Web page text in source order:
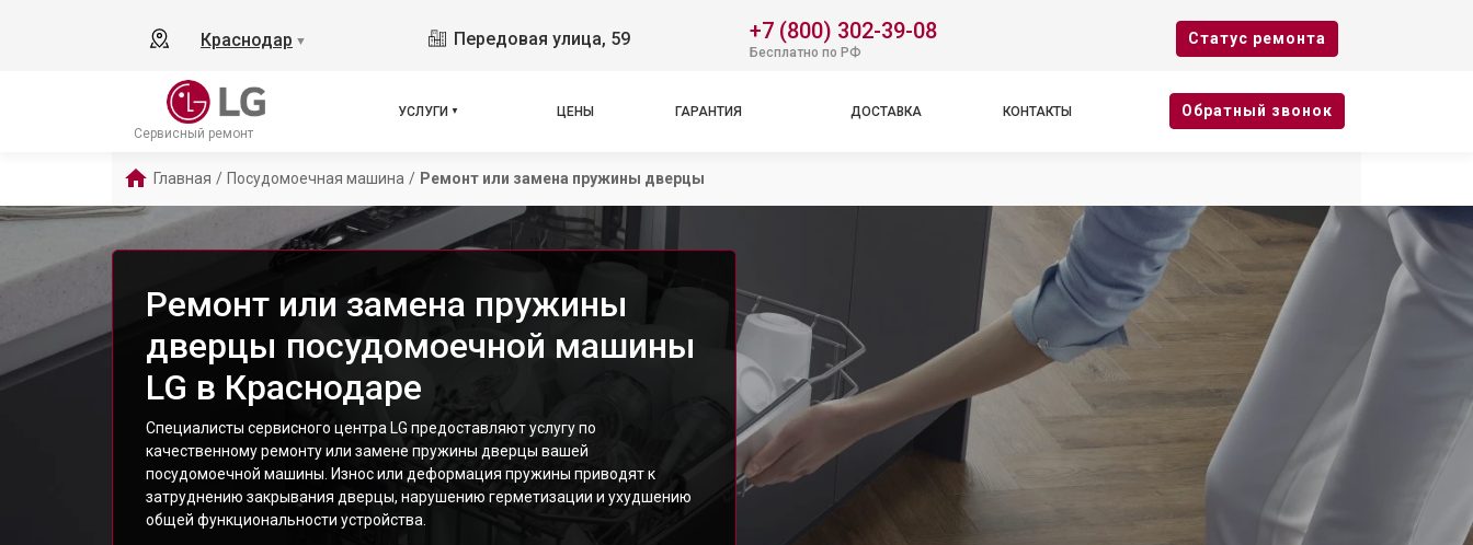
Краснодар ▼ Передовая улица, 59 +7 (800) 302-39-08
Бесплатно по РФ
Cтатус ремонта
Сервисный ремонт
УСЛУГИ ЦЕНЫ ГАРАНТИЯ ДОСТАВКА КОНТАКТЫ Oбратный звонок
Главная / Посудомоечная машина / Ремонт или замена пружины дверцы
Ремонт или замена пружины
дверцы посудомоечной машины
LG в Краснодаре
Специалисты сервисного центра LG предоставляют услугу по
качественному ремонту или замене пружины дверцы вашей
посудомоечной машины. Износ или деформация пружины приводят к
затруднению закрывания дверцы, нарушению герметизации и ухудшению
общей функциональности устройства.